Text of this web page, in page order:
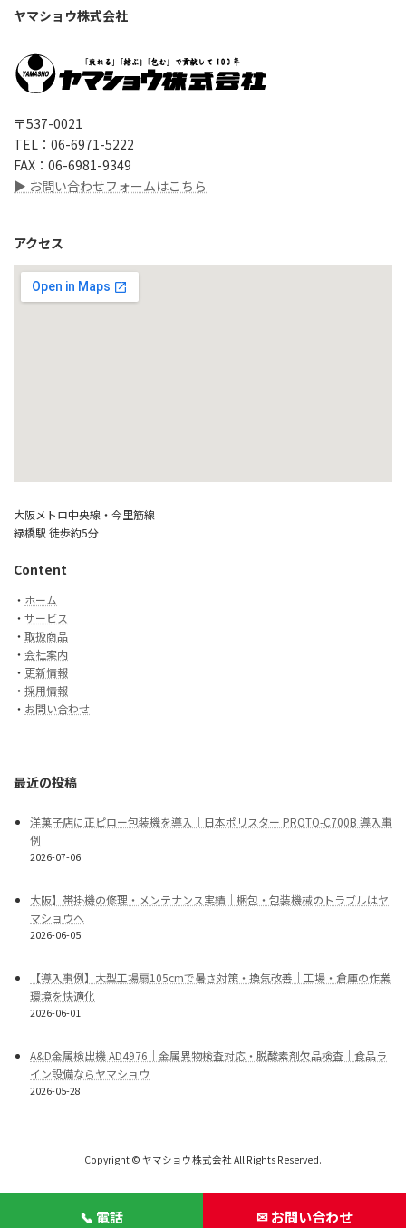
ヤマショウ株式会社
〒537-0021
TEL：06-6971-5222
FAX：06-6981-9349
▶ お問い合わせフォームはこちら
アクセス
大阪メトロ中央線・今里筋線
緑橋駅 徒歩約5分
Content
・ ホーム
・ サービス
・ 取扱商品
・ 会社案内
・ 更新情報
・ 採用情報
・ お問い合わせ
最近の投稿
洋菓子店に正ピロー包装機を導入｜日本ポリスター PROTO-C700B 導入事
例
2026-07-06
大阪】帯掛機の修理・メンテナンス実績｜梱包・包装機械のトラブルはヤ
マショウへ
2026-06-05
【導入事例】大型工場扇105cmで暑さ対策・換気改善｜工場・倉庫の作業
環境を快適化
2026-06-01
A&D金属検出機 AD4976｜金属異物検査対応・脱酸素剤欠品検査｜食品ラ
イン設備ならヤマショウ
2026-05-28
Copyright © ヤマショウ株式会社 All Rights Reserved.
📞 電話 ✉ お問い合わせ